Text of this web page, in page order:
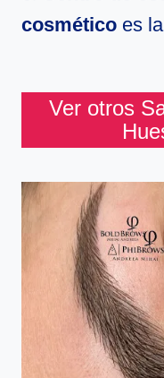
cosmético es
Ver otros